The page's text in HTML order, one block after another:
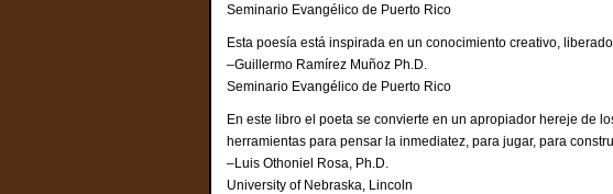
Seminario Evangélico de Puerto Rico
Esta poesía está inspirada en un conocimiento creativo,
–Guillermo Ramírez Muñoz Ph.D.
Seminario Evangélico de Puerto Rico
En este libro el poeta se convierte en un apropiador hereje de
herramientas para pensar la inmediatez, para jugar, para
–Luis Othoniel Rosa, Ph.D.
University of Nebraska, Lincoln